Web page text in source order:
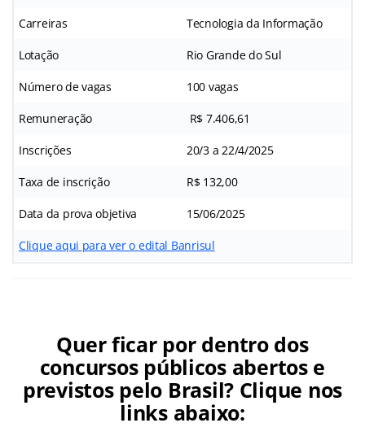
Carreiras Tecnologia da Informação
Lotação Rio Grande do Sul
Número de vagas 100 vagas
Remuneração R$ 7.406,61
Inscrições 20/3 a 22/4/2025
Taxa de inscrição R$ 132,00
Data da prova objetiva 15/06/2025
Clique aqui para ver o edital Banrisul
Quer ficar por dentro dos
concursos públicos abertos e
previstos pelo Brasil? Clique nos
links abaixo: